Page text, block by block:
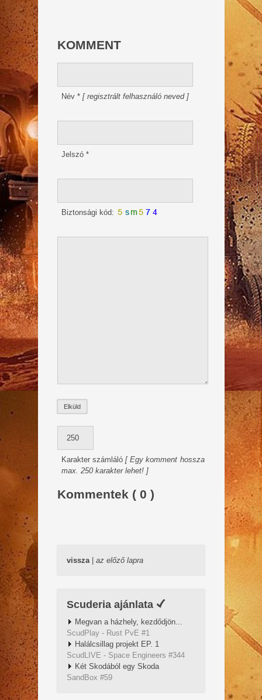
KOMMENT
Név * [ regisztrált felhasználó neved ]
Jelszó *
Biztonsági kód:
Karakter számláló [ Egy komment hossza
max. 250 karakter lehet! ]
Kommentek ( 0 )
vissza| az előző lapra
Scuderia ajánlata
Megvan a házhely, kezdődjön...
ScudPlay - Rust PvE #1
Halálcsillag projekt EP. 1
ScudLIVE - Space Engineers #344
Két Skodából egy Skoda
SandBox #59